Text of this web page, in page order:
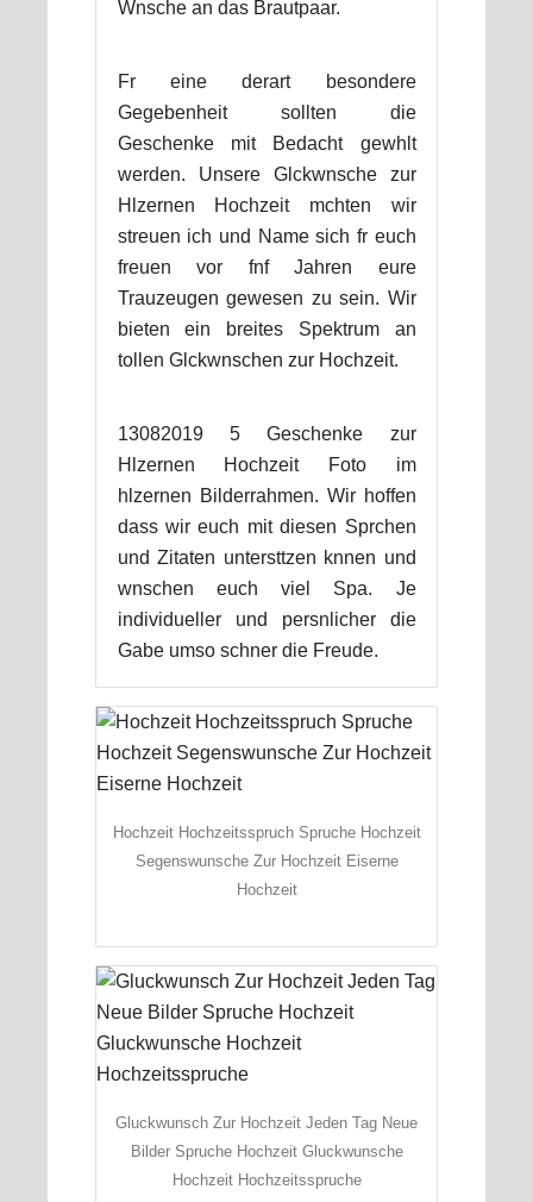
Wnsche an das Brautpaar.
Fr eine derart besondere
Gegebenheit sollten die
Geschenke mit Bedacht gewhlt
werden. Unsere Glckwnsche zur
Hlzernen Hochzeit mchten wir
streuen ich und Name sich fr euch
freuen vor fnf Jahren eure
Trauzeugen gewesen zu sein. Wir
bieten ein breites Spektrum an
tollen Glckwnschen zur Hochzeit.
13082019 5 Geschenke zur
Hlzernen Hochzeit Foto im
hlzernen Bilderrahmen. Wir hoffen
dass wir euch mit diesen Sprchen
und Zitaten untersttzen knnen und
wnschen euch viel Spa. Je
individueller und persnlicher die
Gabe umso schner die Freude.
Hochzeit Hochzeitsspruch Spruche Hochzeit
Segenswunsche Zur Hochzeit Eiserne
Hochzeit
Gluckwunsch Zur Hochzeit Jeden Tag Neue
Bilder Spruche Hochzeit Gluckwunsche
Hochzeit Hochzeitsspruche